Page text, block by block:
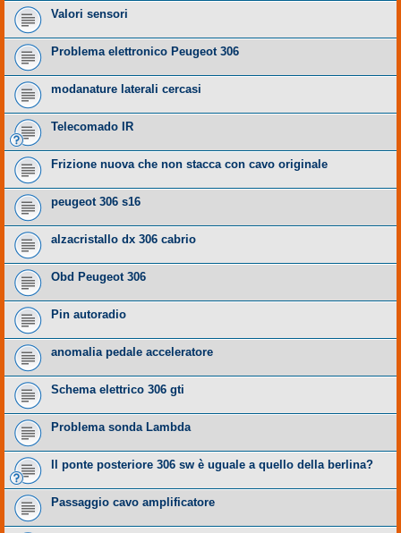
Valori sensori
Problema elettronico Peugeot 306
modanature laterali cercasi
Telecomado IR
Frizione nuova che non stacca con cavo originale
peugeot 306 s16
alzacristallo dx 306 cabrio
Obd Peugeot 306
Pin autoradio
anomalia pedale acceleratore
Schema elettrico 306 gti
Problema sonda Lambda
Il ponte posteriore 306 sw è uguale a quello della berlina?
Passaggio cavo amplificatore